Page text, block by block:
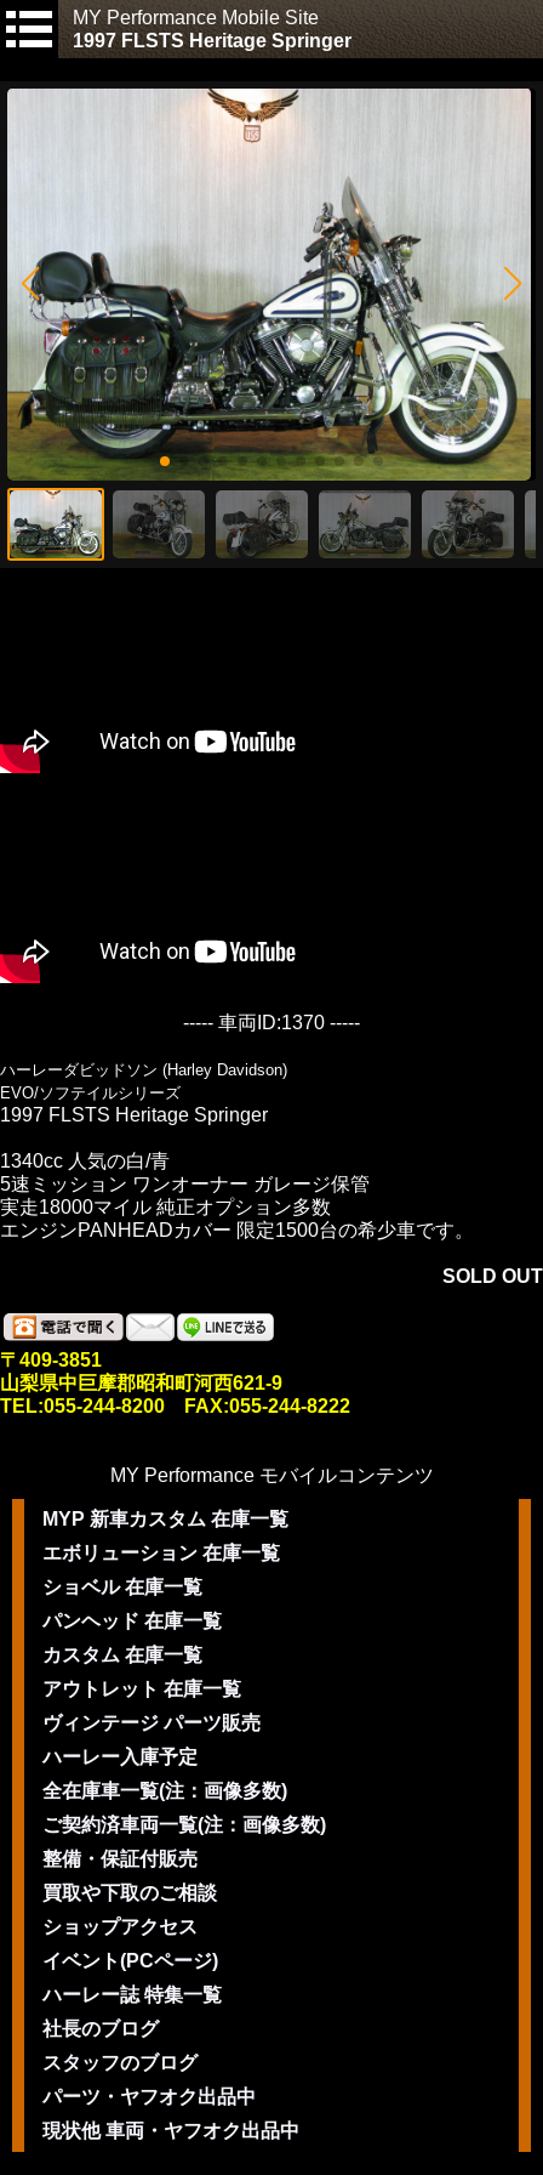
MY Performance Mobile Site
1997 FLSTS Heritage Springer
----- 車両ID:1370 -----
ハーレーダビッドソン (Harley Davidson)
EVO/ソフテイルシリーズ
1997 FLSTS Heritage Springer
1340cc 人気の白/青
5速ミッション ワンオーナー ガレージ保管
実走18000マイル 純正オプション多数
エンジンPANHEADカバー 限定1500台の希少車です。
SOLD OUT
〒409-3851
山梨県中巨摩郡昭和町河西621-9
TEL:055-244-8200 FAX:055-244-8222
MY Performance モバイルコンテンツ
MYP 新車カスタム 在庫一覧
エボリューション 在庫一覧
ショベル 在庫一覧
パンヘッド 在庫一覧
カスタム 在庫一覧
アウトレット 在庫一覧
ヴィンテージ パーツ販売
ハーレー入庫予定
全在庫車一覧(注：画像多数)
ご契約済車両一覧(注：画像多数)
整備・保証付販売
買取や下取のご相談
ショップアクセス
イベント(PCページ)
ハーレー誌 特集一覧
社長のブログ
スタッフのブログ
パーツ・ヤフオク出品中
現状他 車両・ヤフオク出品中